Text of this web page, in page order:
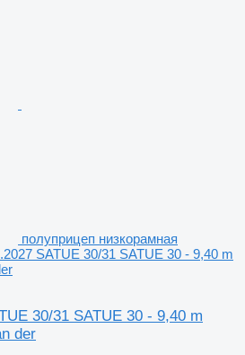
полуприцеп низкорамная
SATUE 30/31 SATUE 30 - 9,40 m
30/31 SATUE 30 - 9,40 m
der